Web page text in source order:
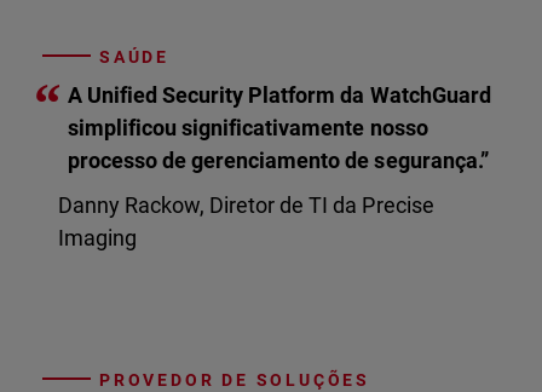
SAÚDE
“ A Unified Security Platform da WatchGuard
simplificou significativamente nosso
processo de gerenciamento de segurança.”
Danny Rackow, Diretor de TI da Precise
Imaging
PROVEDOR DE SOLUÇÕES